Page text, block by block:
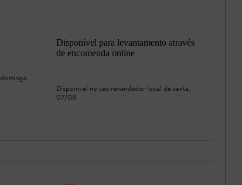
domingo,
Disponível para levantamento através
de encomenda online
Disponível no seu revendedor local de sexta,
07/08